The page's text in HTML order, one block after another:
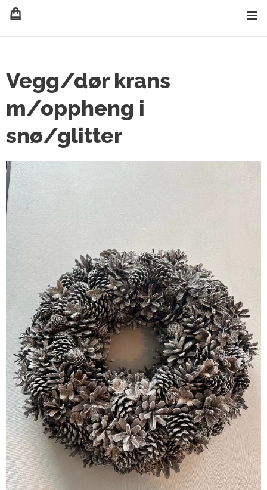
Vegg/dør krans
m/oppheng i
snø/glitter